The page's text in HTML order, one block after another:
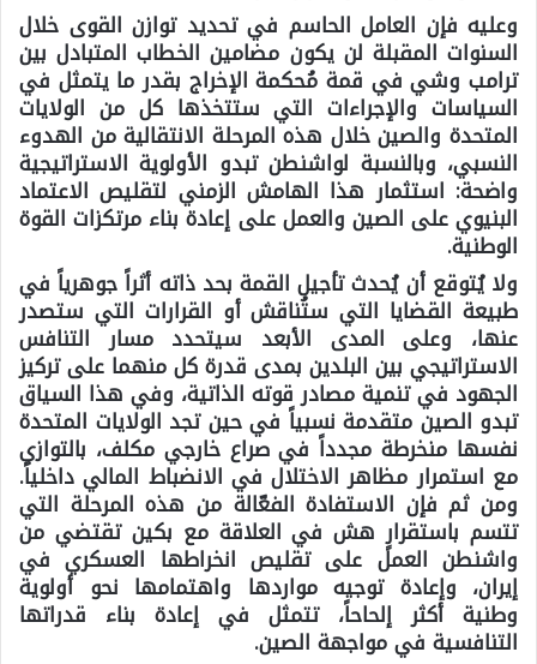
وعليه فإن العامل الحاسم في تحديد توازن القوى خلال
السنوات المقبلة لن يكون مضامين الخطاب المتبادل بين
ترامب وشي في قمة مُحكمة الإخراج بقدر ما يتمثل في
السياسات والإجراءات التي ستتخذها كل من الولايات
المتحدة والصين خلال هذه المرحلة الانتقالية من الهدوء
النسبي، وبالنسبة لواشنطن تبدو الأولوية الاستراتيجية
واضحة: استثمار هذا الهامش الزمني لتقليص الاعتماد
البنيوي على الصين والعمل على إعادة بناء مرتكزات القوة
الوطنية.
ولا يُتوقع أن يُحدث تأجيل القمة بحد ذاته أثراً جوهرياً في
طبيعة القضايا التي ستُناقش أو القرارات التي ستصدر
عنها، وعلى المدى الأبعد سيتحدد مسار التنافس
الاستراتيجي بين البلدين بمدى قدرة كل منهما على تركيز
الجهود في تنمية مصادر قوته الذاتية، وفي هذا السياق
تبدو الصين متقدمة نسبياً في حين تجد الولايات المتحدة
نفسها منخرطة مجدداً في صراع خارجي مكلف، بالتوازي
مع استمرار مظاهر الاختلال في الانضباط المالي داخلياً.
ومن ثم فإن الاستفادة الفعّالة من هذه المرحلة التي
تتسم باستقرارٍ هش في العلاقة مع بكين تقتضي من
واشنطن العمل على تقليص انخراطها العسكري في
إيران، وإعادة توجيه مواردها واهتمامها نحو أولوية
وطنية أكثر إلحاحاً، تتمثل في إعادة بناء قدراتها
التنافسية في مواجهة الصين.